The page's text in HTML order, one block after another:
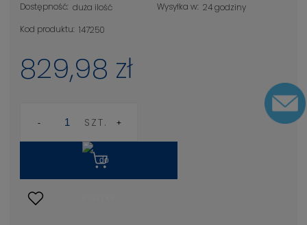
Dostępność: duża ilość Wysyłka w: 24 godziny
Kod produktu: 147250
829,98 zł
SZT.